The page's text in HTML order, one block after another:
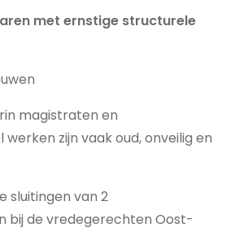
met ernstige structurele
magistraten en
zijn vaak oud, onveilig en
sluitingen van 2
bij de vredegerechten Oost-